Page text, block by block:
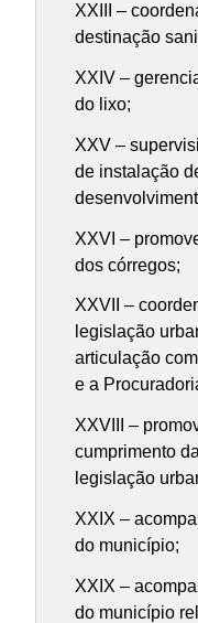
XXIII –
destinação
XXIV –
do lixo;
XXV –
de instalação
XXVI –
dos córregos;
XXVII –
legislação
articulação
e a
XXVIII –
cumprimento
legislação
XXIX –
do município;
XXIX –
do município